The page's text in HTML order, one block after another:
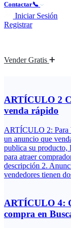
Contactar📞
Iniciar Sesión
Registrar
Vender Gratis
ARTÍCULO 2
venda rápido
ARTÍCULO 2: Para
un anuncio que
publica su producto,
para atraer
descripción 2.
vendedores tienen
ARTÍCULO 4:
compra en